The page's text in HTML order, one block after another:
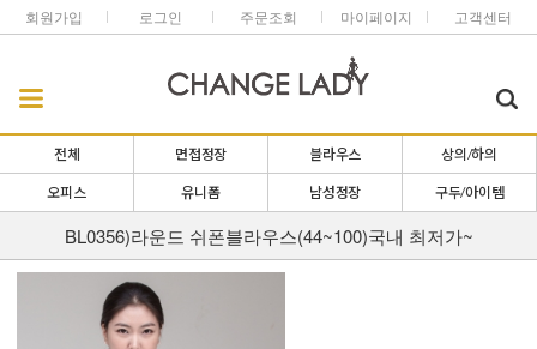
회원가입 로그인 주문조회 마이페이지 고객센터
전체 면접정장 블라우스 상의/하의
오피스 유니폼 남성정장 구두/아이템
BL0356)라운드 쉬폰블라우스(44~100)국내 최저가~